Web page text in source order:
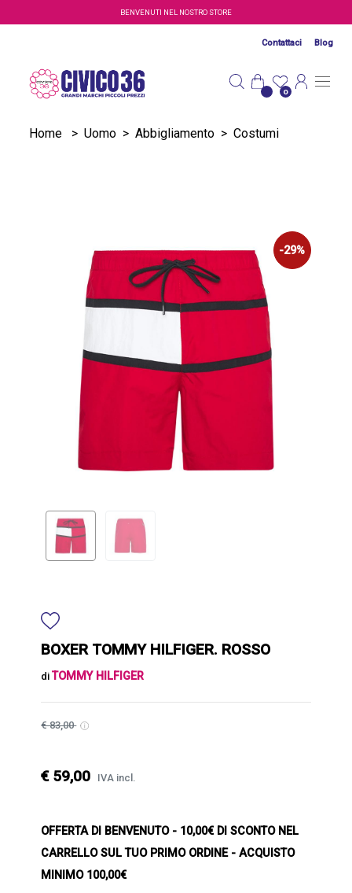
Salta al contenuto principaleBENVENUTI NEL NOSTRO STORE
Contattaci Blog
0
Home > Uomo > Abbigliamento > Costumi
-29%
BOXER TOMMY HILFIGER. ROSSO
diTOMMY HILFIGER
€ 83,00
€ 59,00 IVA incl.
OFFERTA DI BENVENUTO- 10,00€ DI SCONTO NEL
CARRELLO SUL TUO PRIMO ORDINE - ACQUISTO
MINIMO 100,00€